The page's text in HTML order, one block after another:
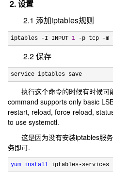
2. 设置
2.1 添加iptables规则
iptables -I INPUT 1 -p tcp -m
2.2 保存
service iptables save
执行这个命令的时候有时候可
command supports only basic
restart, reload, force-reload,
to use systemctl.
这是因为没有安装iptables服务
务即可.
yum install iptables-services